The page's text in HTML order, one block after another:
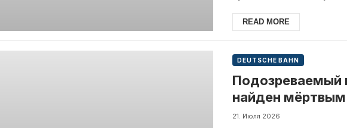
READ MORE
DEUTSCHE BAHN
Подозреваемый
найден
21. Июля 2026